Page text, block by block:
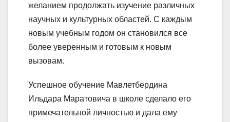
желанием продолжать изучение различных
научных и культурных областей. С каждым
новым учебным годом он становился все
более уверенным и готовым к новым
вызовам.
Успешное обучение Мавлетбердина
Ильдара Маратовича в школе сделало его
примечательной личностью и дала ему